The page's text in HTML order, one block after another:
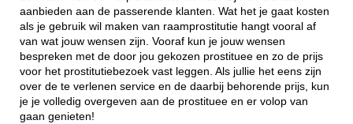
aanbieden aan de passerende klanten. Wat het je gaat kosten
als je gebruik wil maken van raamprostitutie hangt vooral af
van wat jouw wensen zijn. Vooraf kun je jouw wensen
bespreken met de door jou gekozen prostituee en zo de prijs
voor het prostitutiebezoek vast leggen. Als jullie het eens zijn
over de te verlenen service en de daarbij behorende prijs, kun
je je volledig overgeven aan de prostituee en er volop van
gaan genieten!